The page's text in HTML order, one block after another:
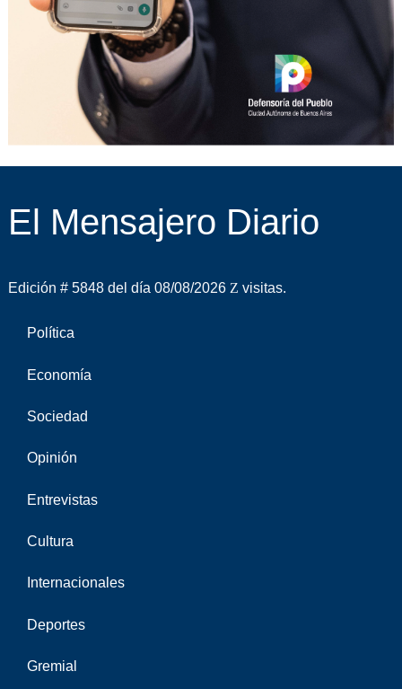
El Mensajero Diario
Edición # 5848 del día 08/08/2026 visitas.
Política
Economía
Sociedad
Opinión
Entrevistas
Cultura
Internacionales
Deportes
Gremial